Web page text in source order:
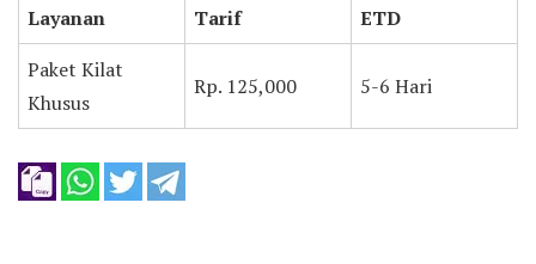
Layanan Tarif
ETD
Paket Kilat
Khusus
Rp. 125,000 5-6 Hari